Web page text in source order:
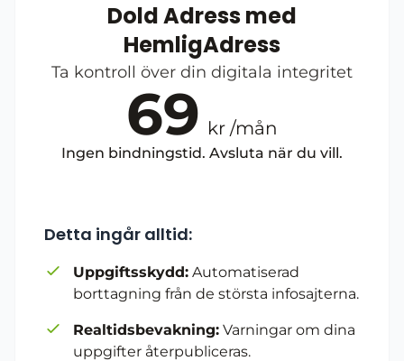
Dold Adress med
HemligAdress
Ta kontroll över din digitala integritet
69 kr /mån
Ingen bindningstid. Avsluta när du vill.
Detta ingår alltid:
Uppgiftsskydd: Automatiserad
borttagning från de största infosajterna.
Realtidsbevakning: Varningar om dina
uppgifter återpubliceras.